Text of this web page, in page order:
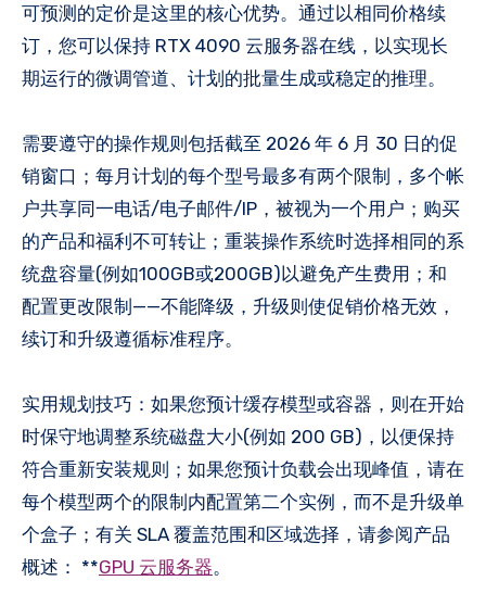
可预测的定价是这里的核心优势。通过以相同价格续
订，您可以保持 RTX 4090 云服务器在线，以实现长
期运行的微调管道、计划的批量生成或稳定的推理。
需要遵守的操作规则包括截至 2026 年 6 月 30 日的促
销窗口；每月计划的每个型号最多有两个限制，多个帐
户共享同一电话/电子邮件/IP，被视为一个用户；购买
的产品和福利不可转让；重装操作系统时选择相同的系
统盘容量(例如100GB或200GB)以避免产生费用；和
配置更改限制——不能降级，升级则使促销价格无效，
续订和升级遵循标准程序。
实用规划技巧：如果您预计缓存模型或容器，则在开始
时保守地调整系统磁盘大小(例如 200 GB)，以便保持
符合重新安装规则；如果您预计负载会出现峰值，请在
每个模型两个的限制内配置第二个实例，而不是升级单
个盒子；有关 SLA 覆盖范围和区域选择，请参阅产品
概述： **GPU 云服务器。